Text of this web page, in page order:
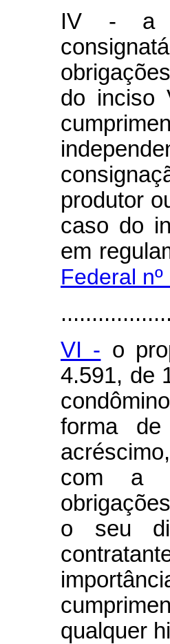
IV - a
do inciso
produtor
caso do
em
Federal
VI - o
4.591, de
forma de
com a
o seu
qualquer